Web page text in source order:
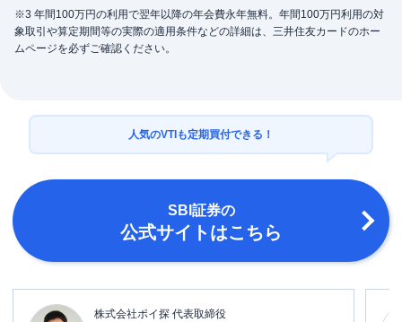
※3 年間100万円の利用で翌年以降の年会費永年無料。年間100万円利用の対
象取引や算定期間等の実際の適用条件などの詳細は、三井住友カードのホー
ムページを必ずご確認ください。
人気のVTIも定期買付できる！
SBI証券の
公式サイトはこちら
株式会社ポイ探 代表取締役